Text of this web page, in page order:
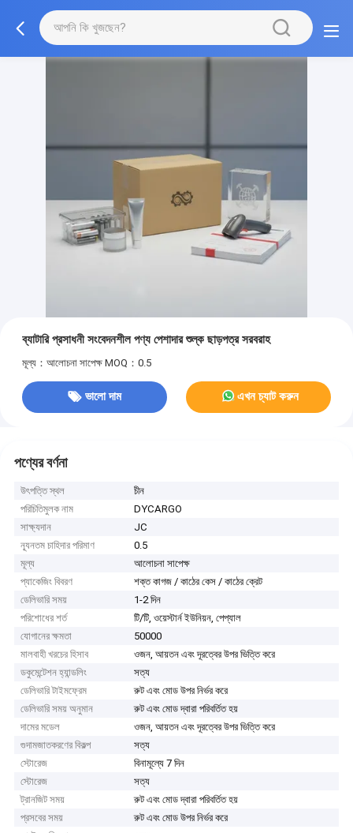
ব্যাটারি প্রসাধনী সংবেদনশীল পণ্য পেশাদার শুল্ক ছাড়পত্র সরবরাহ
মূল্য：আলোচনা সাপেক্ষ MOQ：0.5
ভালো দাম এখন চ্যাট করুন
পণ্যের বর্ণনা
উৎপত্তি স্থল
চীন
পরিচিতিমুলক নাম
DYCARGO
সাক্ষ্যদান
JC
ন্যূনতম চাহিদার পরিমাণ
0.5
মূল্য
আলোচনা সাপেক্ষ
প্যাকেজিং বিবরণ
শক্ত কাগজ / কাঠের কেস / কাঠের ক্রেট
ডেলিভারি সময়
1-2 দিন
পরিশোধের শর্ত
টি/টি, ওয়েস্টার্ন ইউনিয়ন, পেপ্যাল
যোগানের ক্ষমতা
50000
মালবাহী খরচের হিসাব
ওজন, আয়তন এবং দূরত্বের উপর ভিত্তি করে
ডকুমেন্টেশন হ্যান্ডলিং
সত্য
ডেলিভারি টাইমফ্রেম
রুট এবং মোড উপর নির্ভর করে
ডেলিভারি সময় অনুমান
রুট এবং মোড দ্বারা পরিবর্তিত হয়
দামের মডেল
ওজন, আয়তন এবং দূরত্বের উপর ভিত্তি করে
গুদামজাতকরণের বিকল্প
সত্য
স্টোরেজ
বিনামূল্যে 7 দিন
স্টোরেজ
সত্য
ট্রানজিট সময়
রুট এবং মোড দ্বারা পরিবর্তিত হয়
প্রসবের সময়
রুট এবং মোড উপর নির্ভর করে